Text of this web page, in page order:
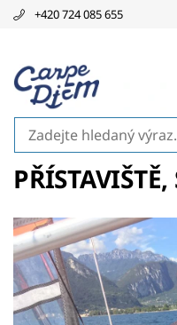
+420 724 085 655
PŘÍSTAVIŠTĚ,